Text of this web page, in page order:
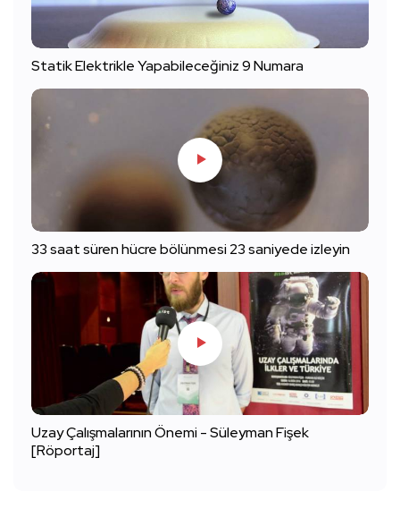
Statik Elektrikle Yapabileceğiniz 9 Numara
33 saat süren hücre bölünmesi 23 saniyede izleyin
Uzay Çalışmalarının Önemi - Süleyman Fişek
[Röportaj]